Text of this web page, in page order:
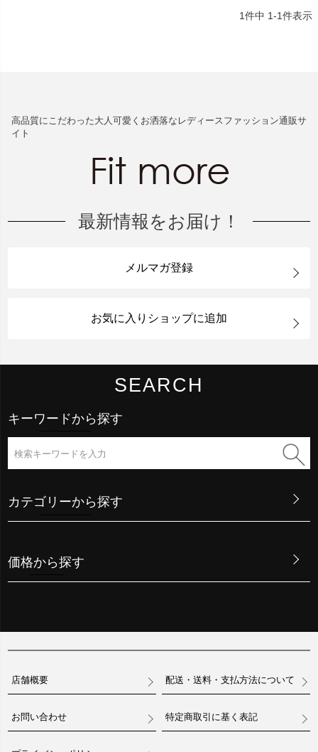
1件中 1-1件表示
高品質にこだわった大人可愛くお洒落なレディースファッション通販サ
イト
最新情報をお届け！
メルマガ登録
お気に入りショップに追加
SEARCH
キーワードから探す
カテゴリーから探す
価格から探す
店舗概要 配送・送料・支払方法について
お問い合わせ 特定商取引に基く表記